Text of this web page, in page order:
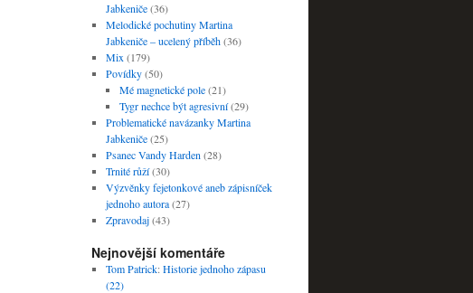
Jabkeniče(36)
Melodické pochutiny Martina
Jabkeniče – ucelený příběh(36)
Mix (179)
Povídky(50)
Mé magnetické pole(21)
Tygr nechce být agresivní(29)
Problematické navázanky Martina
Jabkeniče(25)
Psanec Vandy Harden (28)
Trnité růží(30)
Výzvěnky fejetonkové aneb zápisníček
jednoho autora(27)
Zpravodaj(43)
Nejnovější komentáře
Tom Patrick:Historie jednoho zápasu
(22)